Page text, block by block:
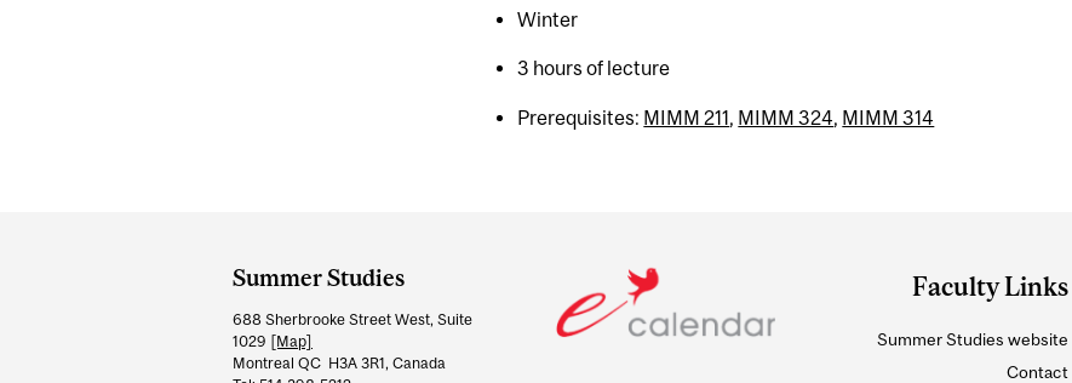
Winter
3 hours of lecture
Prerequisites: MIMM 211, MIMM 324, MIMM 314
and
University
Information
Summer Studies
688 Sherbrooke Street West, Suite
1029 [Map]
Montreal QC H3A 3R1, Canada
Faculty Links
Summer Studies website
Contact